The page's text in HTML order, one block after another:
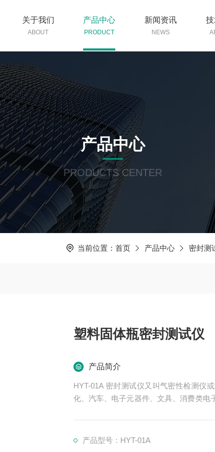
关于我们
ABOUT
产品中心
PRODUCT
新闻资讯
NEWS
产品中心
PRODUCTS CENTER
当前位置： 首页 产品中心 密封测
塑料固体瓶密封测试仪
产品简介
HYT-01A 密封测试仪又叫气密性检测仪
化、汽车、电子元器件、文具、消费类电
产品型号：HYT-01A